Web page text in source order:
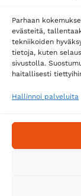
Parhaan
evästeitä,
tekniikoiden
tietoja, kuten
sivustolla.
haitallisesti
Hallinnoi palveluita
Postnord
Tilaa